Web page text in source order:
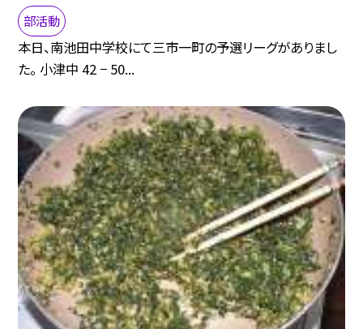
部活動
本日、南池田中学校にて三市一町の予選リーグがありまし
た。 小津中 42 − 50...